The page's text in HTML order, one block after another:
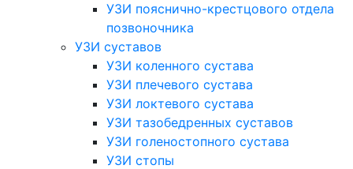
УЗИ пояснично-крестцового отдела
позвоночника
УЗИ суставов
УЗИ коленного сустава
УЗИ плечевого сустава
УЗИ локтевого сустава
УЗИ тазобедренных суставов
УЗИ голеностопного сустава
УЗИ стопы